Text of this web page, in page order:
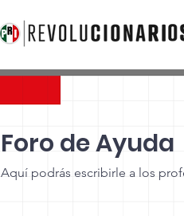
Foro de Ayuda
Aquí podrás escribirle a los